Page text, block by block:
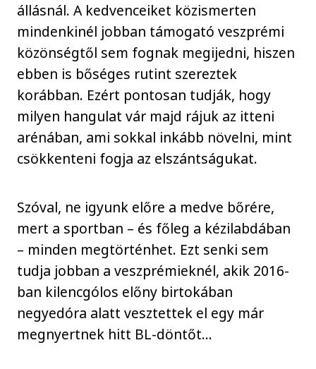
állásnál. A kedvenceiket közismerten
mindenkinél jobban támogató veszprémi
közönségtől sem fognak megijedni, hiszen
ebben is bőséges rutint szereztek
korábban. Ezért pontosan tudják, hogy
milyen hangulat vár majd rájuk az itteni
arénában, ami sokkal inkább növelni, mint
csökkenteni fogja az elszántságukat.
Szóval, ne igyunk előre a medve bőrére,
mert a sportban – és főleg a kézilabdában
– minden megtörténhet. Ezt senki sem
tudja jobban a veszprémieknél, akik 2016-
ban kilencgólos előny birtokában
negyedóra alatt vesztettek el egy már
megnyertnek hitt BL-döntőt...